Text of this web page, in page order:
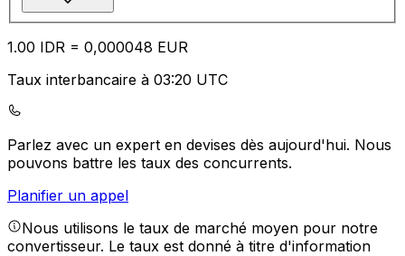
1.00 IDR = 0,000048 EUR
Taux interbancaire à 03:20 UTC
Parlez avec un expert en devises dès aujourd'hui. Nous
pouvons battre les taux des concurrents.
Planifier un appel
Nous utilisons le taux de marché moyen pour notre
convertisseur. Le taux est donné à titre d'information